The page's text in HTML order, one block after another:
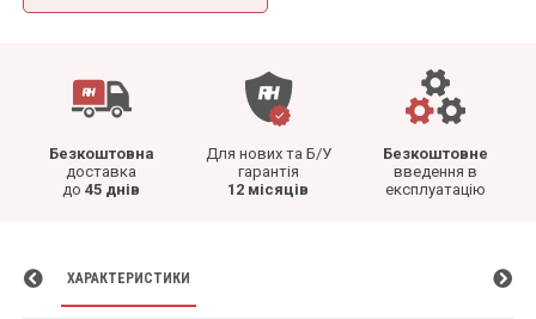
Безкоштовна
доставка
до 45 днів
Для нових та Б/У
гарантія
12 місяців
Безкоштовне
введення в
експлуатацію
ХАРАКТЕРИСТИКИ